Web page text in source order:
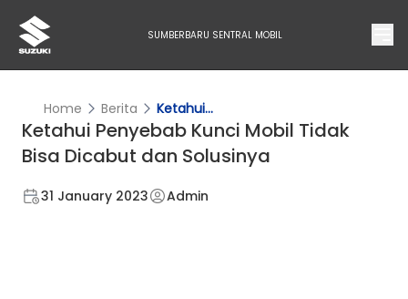
SUMBERBARU SENTRAL MOBIL
Home Berita Ketahui...
Ketahui Penyebab Kunci Mobil Tidak
Bisa Dicabut dan Solusinya
31 January 2023 Admin